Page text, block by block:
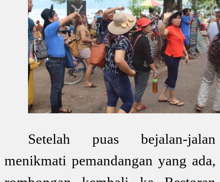
Setelah puas bejalan-jalan
menikmati pemandangan yang ada,